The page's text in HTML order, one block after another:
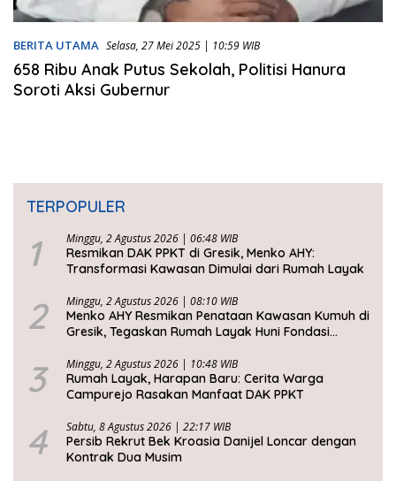
BERITA UTAMA Selasa, 27 Mei 2025 | 10:59 WIB
658 Ribu Anak Putus Sekolah, Politisi Hanura
Soroti Aksi Gubernur
TERPOPULER
1 Minggu, 2 Agustus 2026 | 06:48 WIB
Resmikan DAK PPKT di Gresik, Menko AHY:
Transformasi Kawasan Dimulai dari Rumah Layak
2 Minggu, 2 Agustus 2026 | 08:10 WIB
Menko AHY Resmikan Penataan Kawasan Kumuh di
Gresik, Tegaskan Rumah Layak Huni Fondasi
3 Minggu, 2 Agustus 2026 | 10:48 WIB
Rumah Layak, Harapan Baru: Cerita Warga
Campurejo Rasakan Manfaat DAK PPKT
4 Sabtu, 8 Agustus 2026 | 22:17 WIB
Persib Rekrut Bek Kroasia Danijel Loncar dengan
Kontrak Dua Musim